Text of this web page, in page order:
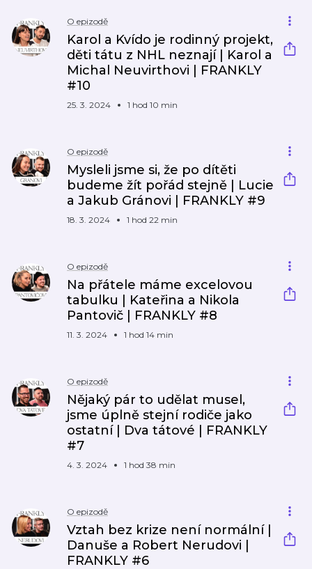
O epizodě
Karol a Kvído je rodinný projekt,
děti tátu z NHL neznají | Karol a
Michal Neuvirthovi | FRANKLY
#10
25. 3. 2024 1 hod 10 min
O epizodě
Mysleli jsme si, že po dítěti
budeme žít pořád stejně | Lucie
a Jakub Gránovi | FRANKLY #9
18. 3. 2024 1 hod 22 min
O epizodě
Na přátele máme excelovou
tabulku | Kateřina a Nikola
Pantovič | FRANKLY #8
11. 3. 2024 1 hod 14 min
O epizodě
Nějaký pár to udělat musel,
jsme úplně stejní rodiče jako
ostatní | Dva tátové | FRANKLY
#7
4. 3. 2024 1 hod 38 min
O epizodě
Vztah bez krize není normální |
Danuše a Robert Nerudovi |
FRANKLY #6